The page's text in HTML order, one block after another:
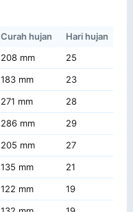
Curah hujan Hari hujan
208 mm 25
183 mm 23
271 mm 28
286 mm 29
205 mm 27
135 mm 21
122 mm 19